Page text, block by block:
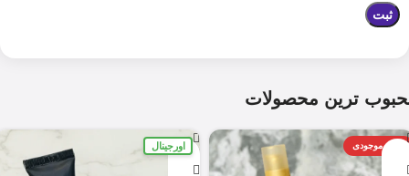
ترین محصولات
اتمام موجودی اورجینال